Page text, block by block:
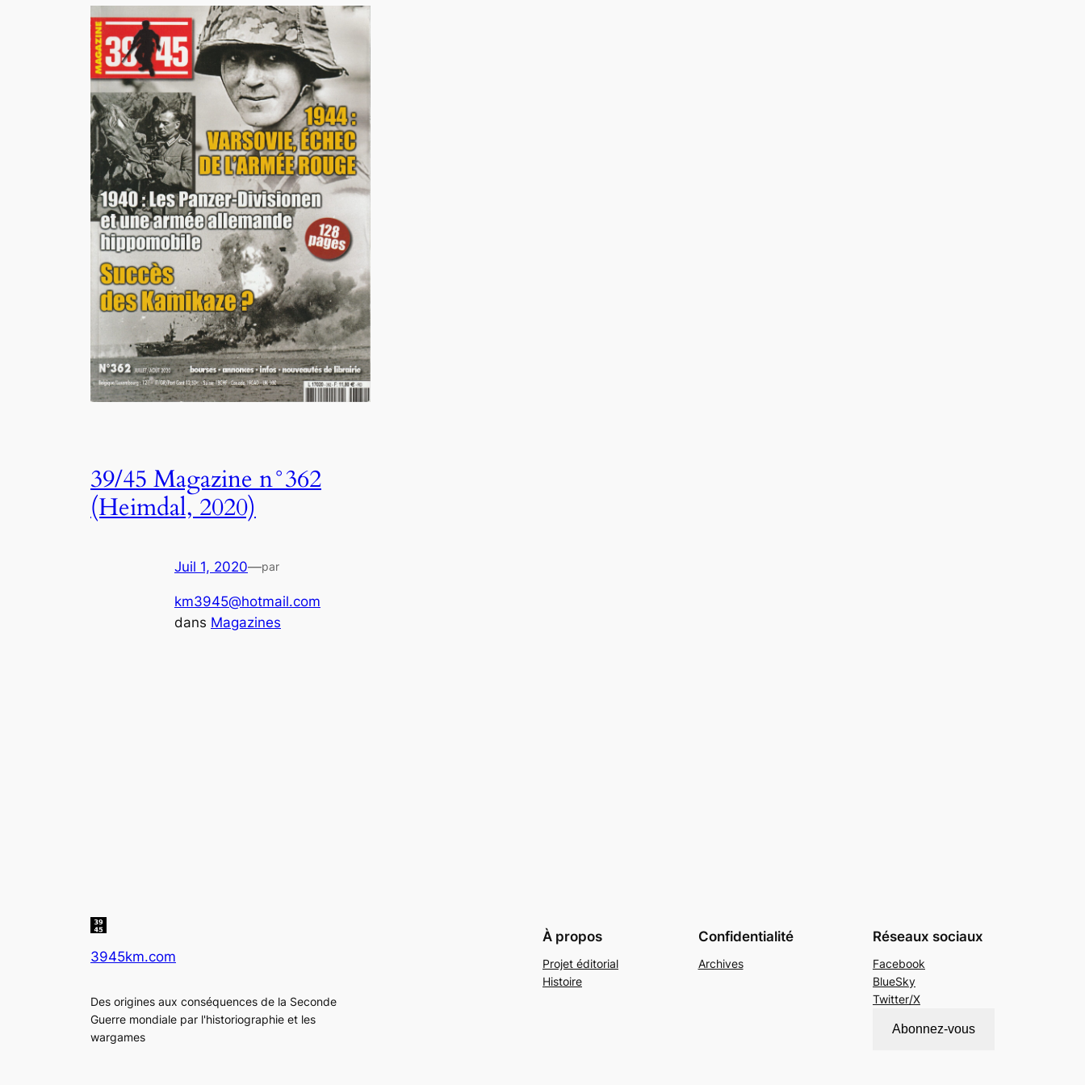
39/45 Magazine n°362
(Heimdal, 2020)
Juil 1, 2020—par
km3945@hotmail.com
dans Magazines
3945km.com
Des origines aux conséquences de la Seconde
Guerre mondiale par l'historiographie et les
wargames
À propos
Projet éditorial
Histoire
Confidentialité
Archives
Réseaux sociaux
Facebook
BlueSky
Twitter/X
Abonnez-vous